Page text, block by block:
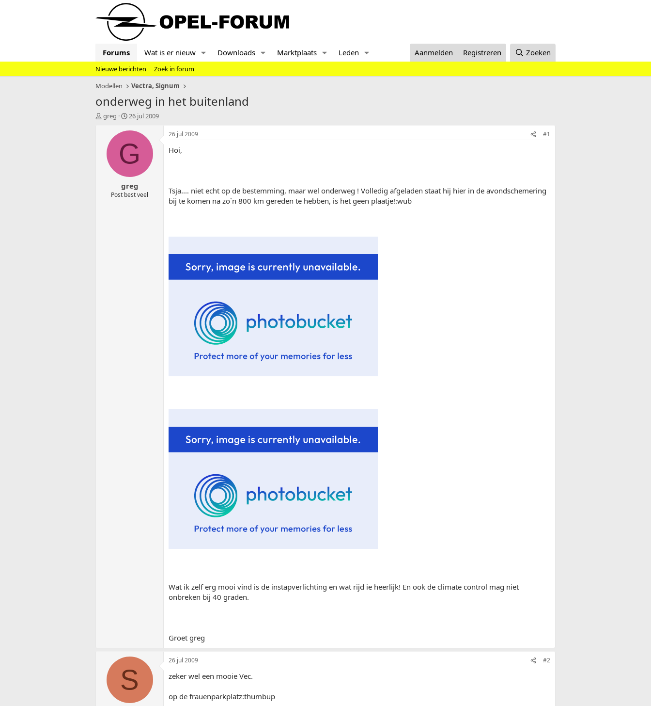
Forums Wat is er nieuw Downloads Marktplaats Leden Aanmelden Registreren Zoeken
Nieuwe berichten
Zoek in forum
Modellen
Vectra, Signum
onderweg in het buitenland
T
greg
S
a
r
t
u
m
26 jul 2009
G
greg
Post best veel
26 jul 2009 #1
Hoi,
Tsja.... niet echt op de bestemming, maar wel onderweg ! Volledig afgeladen staat hij hier in de avondschemering
bij te komen na zo`n 800 km gereden te hebben, is het geen plaatje!:wub
Wat ik zelf erg mooi vind is de instapverlichting en wat rijd ie heerlijk! En ook de climate control mag niet
onbreken bij 40 graden.
Groet greg
S
26 jul 2009 #2
zeker wel een mooie Vec.
op de frauenparkplatz:thumbup